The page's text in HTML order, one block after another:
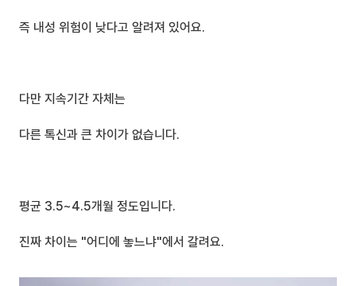
즉 내성 위험이 낮다고 알려져 있어요.
다만 지속기간 자체는
다른 톡신과 큰 차이가 없습니다.
평균 3.5~4.5개월 정도입니다.
진짜 차이는 "어디에 놓느냐"에서 갈려요.